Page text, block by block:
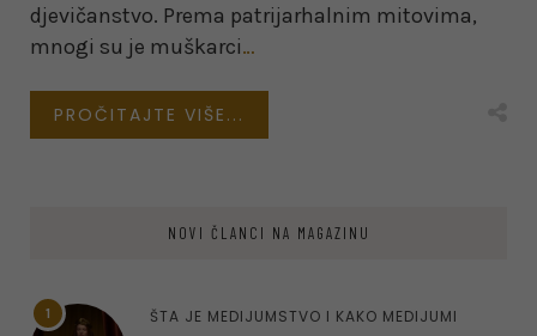
djevičanstvo. Prema patrijarhalnim mitovima,
mnogi su je muškarci…
PROČITAJTE VIŠE...
NOVI ČLANCI NA MAGAZINU
1
ŠTA JE MEDIJUMSTVO I KAKO MEDIJUMI